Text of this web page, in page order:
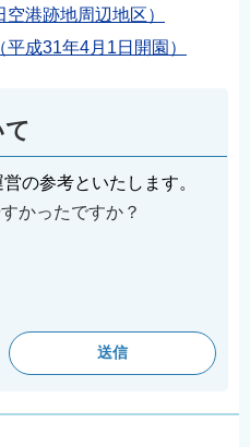
港跡地周辺地区）
成31年4月1日開園）
の参考といたします。
かったですか？